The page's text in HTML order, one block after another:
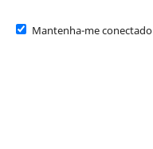
Mantenha-me conectado